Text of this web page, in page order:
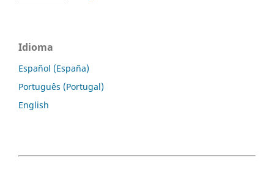
Idioma
Español (España)
Português (Portugal)
English